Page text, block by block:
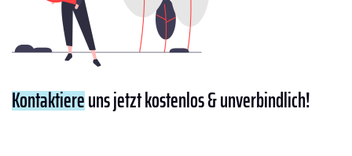
Kontaktiereuns jetzt kostenlos & unverbindlich!